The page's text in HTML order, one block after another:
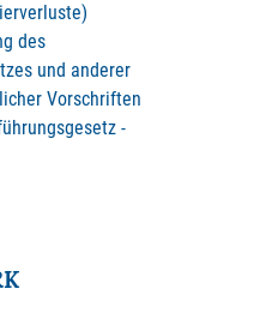
des
und anderer
Vorschriften
-